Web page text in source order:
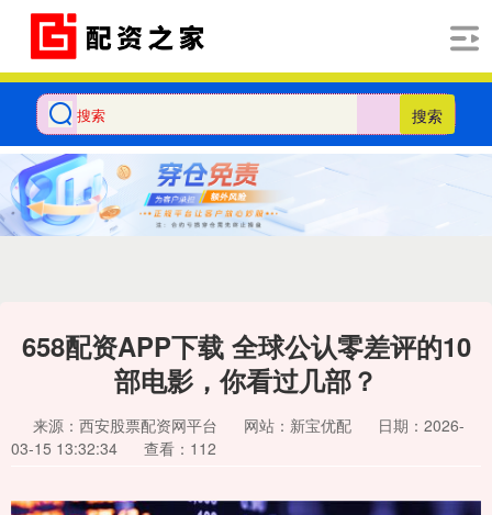
搜索
658配资APP下载 全球公认零差评的10
部电影，你看过几部？
来源：西安股票配资网平台 网站：新宝优配
日期：2026-
03-15 13:32:34
查看：112